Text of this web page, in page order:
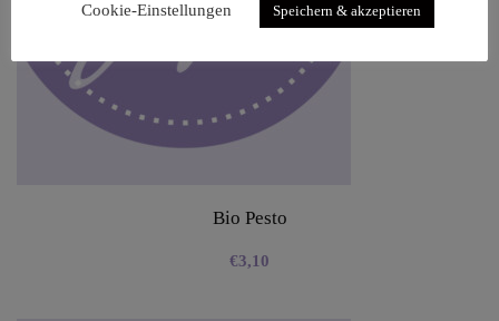
Bio Pesto
€3,10
Cookie-Einstellungen
Speichern & akzeptieren